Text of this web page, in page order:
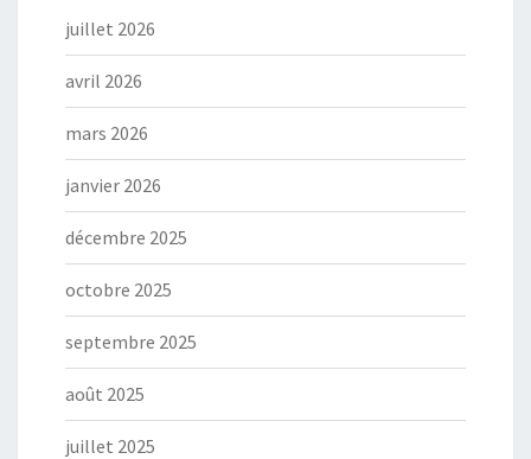
juillet 2026
avril 2026
mars 2026
janvier 2026
décembre 2025
octobre 2025
septembre 2025
août 2025
juillet 2025